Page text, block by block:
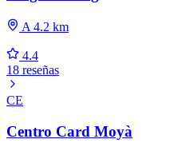
A 4.2 km
4.4
18 reseñas
CE
Centro Card Moyà